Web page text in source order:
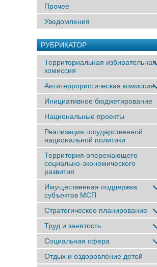
Прочее
Уведомления
РУБРИКАТОР
Территориальная избирательная
комиссия
Антитеррористическая комиссия
Инициативное бюджетирование
Национальные проекты
Реализация государственной
национальной политики
Территория опережающего
социально-экономического
развития
Имущественная поддержка
субъектов МСП
Стратегическое планирование
Труд и занятость
Социальная сфера
Отдых и оздоровление детей